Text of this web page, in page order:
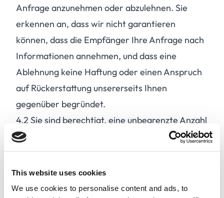
This website uses cookies
We use cookies to personalise content and ads, to
Anfrage anzunehmen oder abzulehnen. Sie
erkennen an, dass wir nicht garantieren
können, dass die Empfänger Ihre Anfrage nach
Informationen annehmen, und dass eine
Ablehnung keine Haftung oder einen Anspruch
auf Rückerstattung unsererseits Ihnen
gegenüber begründet.
4.2 Sie sind berechtigt, eine unbegrenzte Anzahl
von Anfragen an Empfänger Ihrer Wahl zu
4.3
Es ist Ihnen untersagt, :
Die Website auf illegale Weise oder im